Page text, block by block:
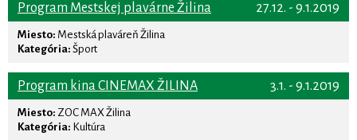
27.12. - 9.1.2019
Program Mestskej plavárne Žilina
Miesto: Mestská plaváreň Žilina
Kategória: Šport
3.1. - 9.1.2019
Program kina CINEMAX ŽILINA
Miesto: ZOC MAX Žilina
Kategória: Kultúra